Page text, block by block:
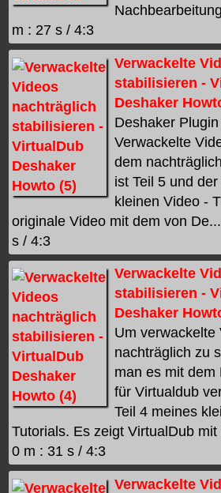
m : 27 s / 4:3
Verwackelte
stabilisieren -
Deshaker
Deshaker
Verwackelte
dem
ist Teil 5 und
kleinen Video -
originale Video mit dem von
s / 4:3
Verwackelte
stabilisieren -
Deshaker
Um verwackelte
nachträglich zu
man es mit dem
für Virtualdub
Teil 4 meines
Tutorials. Es zeigt VirtualDub
0 m : 31 s / 4:3
Verwackelte